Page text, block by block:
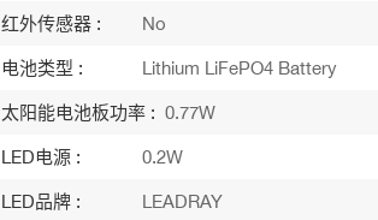
红外传感器 :
No
电池类型 :
Lithium LiFePO4 Battery
太阳能电池板功率 : 0.77W
LED电源 :
0.2W
LED品牌 :
LEADRAY